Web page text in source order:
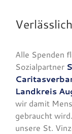
Alle Spenden
Sozialpartner
Landkreis
wir damit
gebraucht
unsere St.